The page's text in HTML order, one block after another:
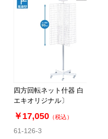
四方回転ネット什器 白〔スト
エキオリジナル〕
￥17,050 （税込）
61-126-3